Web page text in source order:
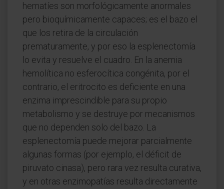
hematíes son morfológicamente anormales
pero bioquímicamente capaces; es el bazo el
que los retira de la circulación
prematuramente, y por eso la esplenectomía
lo evita y resuelve el cuadro. En la anemia
hemolítica no esferocítica congénita, por el
contrario, el eritrocito es deficiente en una
enzima imprescindible para su propio
metabolismo y se destruye por mecanismos
que no dependen solo del bazo. La
esplenectomía puede mejorar parcialmente
algunas formas (por ejemplo, el déficit de
piruvato cinasa), pero rara vez resulta curativa,
y en otras enzimopatías resulta directamente